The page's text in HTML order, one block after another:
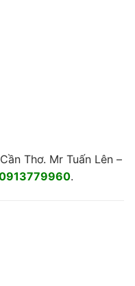
Thơ. Mr Tuấn Lên –
.